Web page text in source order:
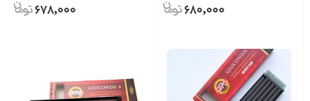
680,000
678,000